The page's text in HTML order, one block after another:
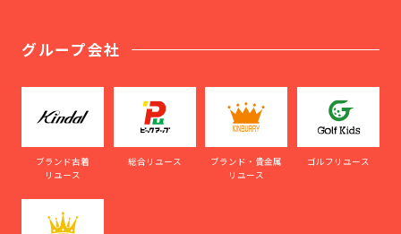
グループ会社
ブランド古着
リユース
総合リユース
ブランド・貴金属
リユース
ゴルフリユース